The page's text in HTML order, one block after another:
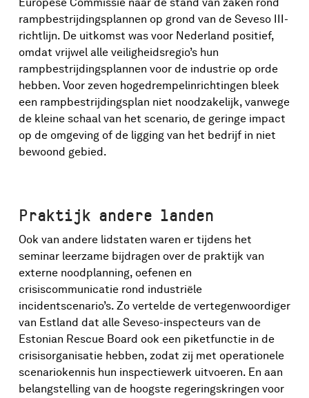
rampbestrijdingsplannen op grond van de Seveso III-
richtlijn. De uitkomst was voor Nederland positief,
omdat vrijwel alle veiligheidsregio’s hun
rampbestrijdingsplannen voor de industrie op orde
hebben. Voor zeven hogedrempelinrichtingen bleek
een rampbestrijdingsplan niet noodzakelijk, vanwege
de kleine schaal van het scenario, de geringe impact
op de omgeving of de ligging van het bedrijf in niet
bewoond gebied.
Praktijk andere landen
Ook van andere lidstaten waren er tijdens het
seminar leerzame bijdragen over de praktijk van
externe noodplanning, oefenen en
crisiscommunicatie rond industriële
incidentscenario’s. Zo vertelde de vertegenwoordiger
van Estland dat alle Seveso-inspecteurs van de
Estonian Rescue Board ook een piketfunctie in de
crisisorganisatie hebben, zodat zij met operationele
scenariokennis hun inspectiewerk uitvoeren. En aan
belangstelling van de hoogste regeringskringen voor